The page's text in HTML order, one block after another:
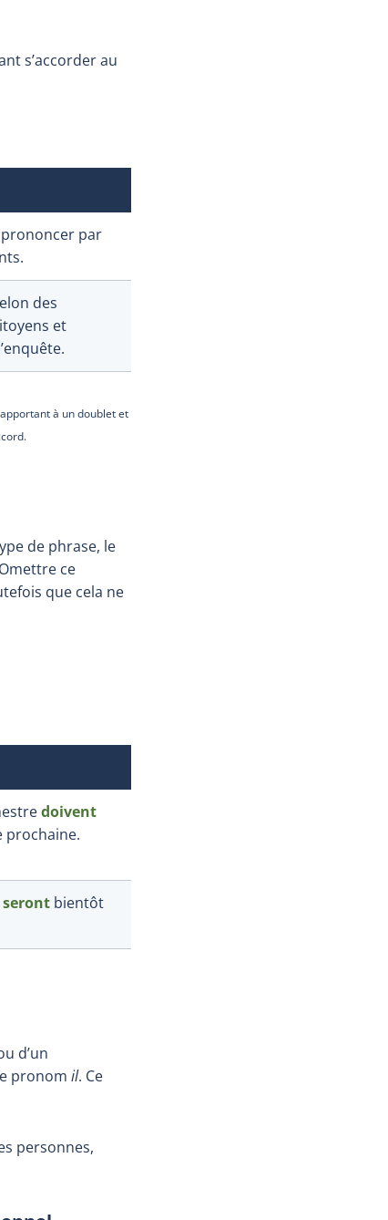
s’accorder au
prononcer par
des
et
à un doublet et
de phrase, le
ce
que cela ne
doivent
prochaine.
seront bientôt
d’un
pronom il. Ce
personnes,